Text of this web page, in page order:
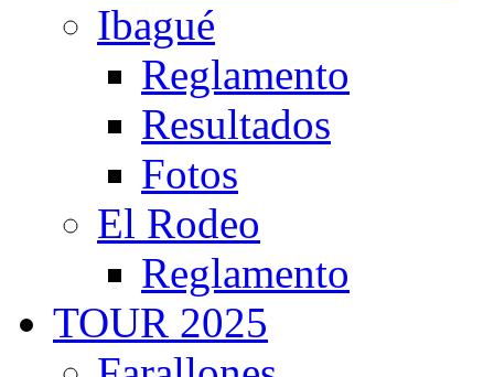
Ibagué
Reglamento
Resultados
Fotos
El Rodeo
Reglamento
TOUR 2025